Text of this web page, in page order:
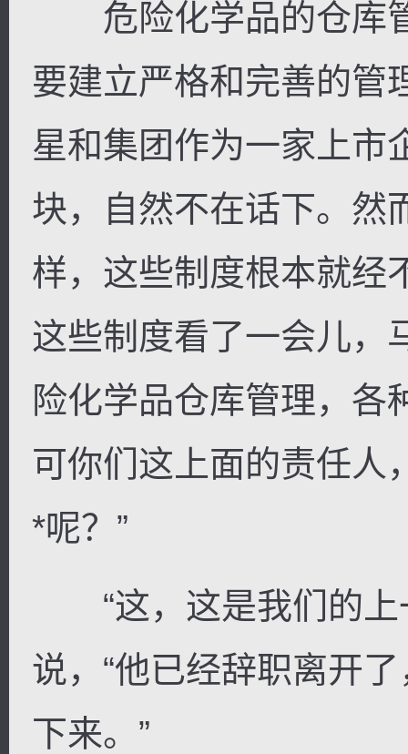
危险化学品的仓库
要建立严格和完善的管
星和集团作为一家上市
块，自然不在话下。然
样，这些制度根本就经
这些制度看了一会儿，
险化学品仓库管理，各
可你们这上面的责任人
*呢？”
“这，这是我们的上
说，“他已经辞职离开
下来。”